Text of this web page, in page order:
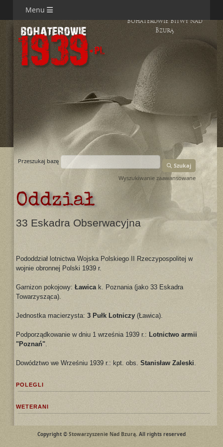
Menu
Bohaterowie Bitwy nad
Bzurą
Przeszukaj bazę
Szukaj
Wyszukiwanie zaawansowane
Oddział
33 Eskadra Obserwacyjna
Pododdział lotnictwa Wojska Polskiego II Rzeczypospolitej w
wojnie obronnej Polski 1939 r.
Garnizon pokojowy: Ławicak. Poznania (jako 33 Eskadra
Towarzysząca).
Jednostka macierzysta: 3 Pułk Lotniczy (Ławica).
Podporządkowanie w dniu 1 września 1939 r.: Lotnictwo armii
"Poznań".
Dowództwo we Wrześniu 1939 r.: kpt. obs. Stanisław Zaleski.
POLEGLI
WETERANI
Copyright © Stowarzyszenie Nad Bzurą. All rights reserved